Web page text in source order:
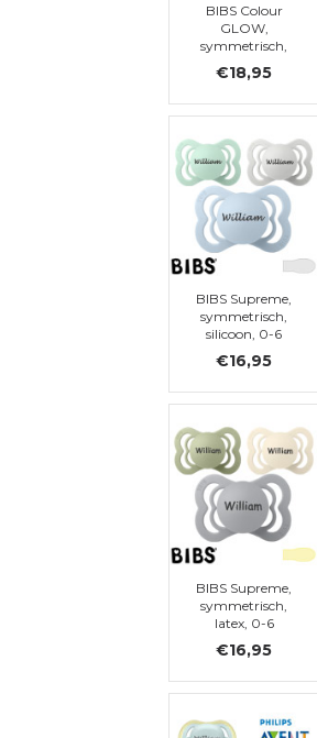
BIBS Colour
GLOW,
symmetrisch,
maanden (maat
€18,95
BIBS Supreme,
symmetrisch,
silicoon, 0-6
maanden (maat
1)
€16,95
BIBS Supreme,
symmetrisch,
latex, 0-6
maanden (maat
1)
€16,95